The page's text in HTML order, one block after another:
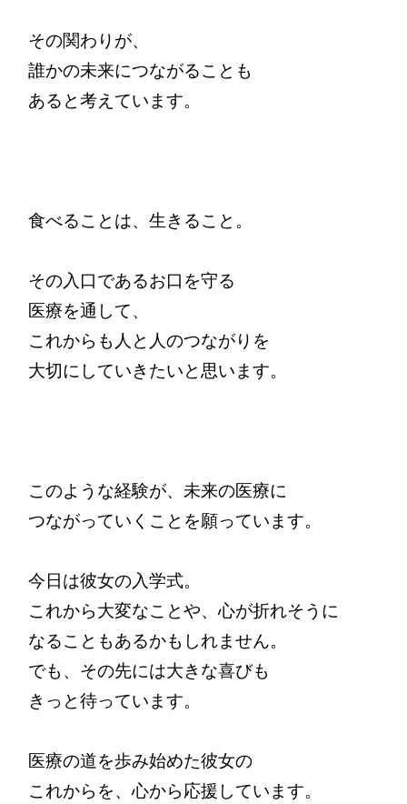
その関わりが、
誰かの未来につながることも
あると考えています。
食べることは、生きること。
その入口であるお口を守る
医療を通して、
これからも人と人のつながりを
大切にしていきたいと思います。
このような経験が、未来の医療に
つながっていくことを願っています。
今日は彼女の入学式。
これから大変なことや、心が折れそうに
なることもあるかもしれません。
でも、その先には大きな喜びも
きっと待っています。
医療の道を歩み始めた彼女の
これからを、心から応援しています。